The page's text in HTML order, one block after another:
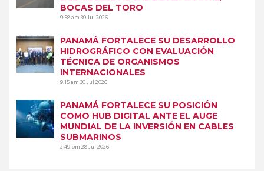
BOCAS DEL TORO
9:58 am30 Jul 2026
PANAMÁ FORTALECE SU DESARROLLO
HIDROGRÁFICO CON EVALUACIÓN
TÉCNICA DE ORGANISMOS
INTERNACIONALES
9:15 am30 Jul 2026
PANAMÁ FORTALECE SU POSICIÓN
COMO HUB DIGITAL ANTE EL AUGE
MUNDIAL DE LA INVERSIÓN EN CABLES
SUBMARINOS
2:49 pm28 Jul 2026